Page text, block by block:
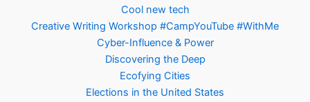
Cool new tech
Creative Writing Workshop #CampYouTube #WithMe
Cyber-Influence & Power
Discovering the Deep
Ecofying Cities
Elections in the United States